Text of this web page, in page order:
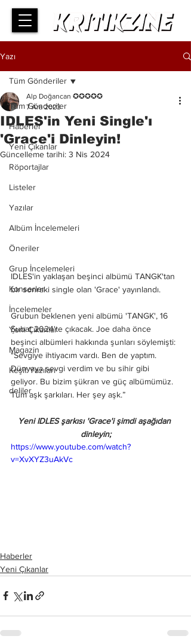
Yazı
Tüm Gönderiler
Haberler
Yeni Çıkanlar
Röportajlar
Listeler
Yazılar
Albüm İncelemeleri
Öneriler
Grup İncelemeleri
Konserler
İncelemeler
Yeni Çıkanlar
Magazin
Keşif Yazıları
deliler
Tüm Gönderiler
IDLES'in Yeni Single'ı
'Grace'i Dinleyin!
Alp Doğancan ✪✪✪✪✪
7 Ara 2023
Güncelleme tarihi: 3 Nis 2024
IDLES'in yaklaşan beşinci albümü TANGK'tan
bir sonraki single olan 'Grace' yayınlandı.
Grubun beklenen yeni albümü 'TANGK', 16
Şubat 2024'te çıkacak. Joe daha önce
beşinci albümleri hakkında şunları söylemişti:
"Sevgiye ihtiyacım vardı. Ben de yaptım.
Dünyaya sevgi verdim ve bu sihir gibi
geliyor. Bu bizim şükran ve güç albümümüz.
Tüm aşk şarkıları. Her şey aşk.”
Yeni IDLES şarkısı 'Grace'i şimdi aşağıdan
dinleyin;
https://www.youtube.com/watch?
v=XvXYZ3uAkVc
Haberler
Yeni Çıkanlar